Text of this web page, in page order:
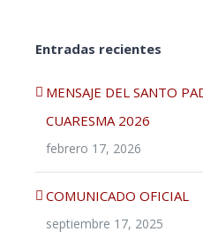
Entradas recientes
MENSAJE DEL SANTO
CUARESMA 2026
febrero 17, 2026
COMUNICADO OFICIAL
septiembre 17, 2025